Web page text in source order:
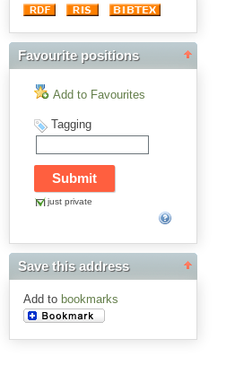
Favourite positions
Add to Favourites
Tagging
just private
Save this address
Add to bookmarks